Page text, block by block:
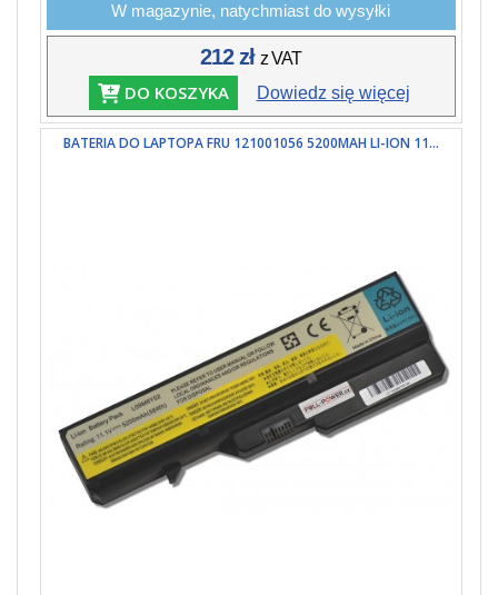
W magazynie, natychmiast do wysyłki
212 złz VAT
DO KOSZYKA Dowiedz się więcej
BATERIA DO LAPTOPA FRU 121001056 5200MAH LI-ION 11...